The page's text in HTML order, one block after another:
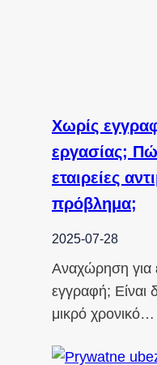
Χωρίς
εργασίας;
εταιρείες
πρόβλημα;
2025-07-28
Αναχώρηση για
εγγραφή; Είναι
μικρό χρονικό…